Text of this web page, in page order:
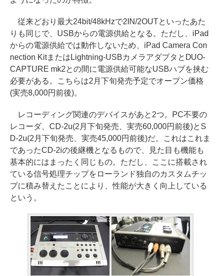
従来どおり最大24bit/48kHzで2IN/2OUTといったあた
りも同じで、USBからの電源供給となる。ただし、iPad
からの電源供給では動作しないため、iPad Camera Con
nection KitまたはLightning-USBカメラアダプタとDUO-
CAPTURE mk2との間に電源供給可能なUSBハブを挟む
必要がある。こちらは2月下旬発売予定でオープン価格
(実売8,000円前後)。
レコーディング関連のデバイスがあと2つ。PC不要の
レコーダ、CD-2u(2月下旬発売、実売60,000円前後)とS
D-2u(2月下旬発売、実売45,000円前後)だ。これはこれま
であったCD-2iの後継機となるもので、見た目も機能も
基本的にはまったく同じもの。ただし、ここに搭載され
ている信号処理チップをローランド独自のカスタムチッ
プに積み替えたことにより、性能が大きく向上している
という。